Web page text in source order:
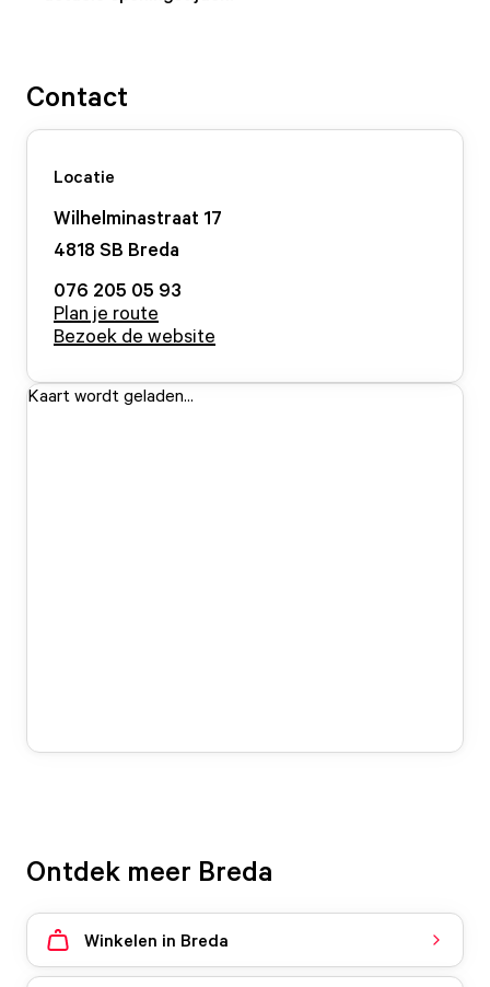
Contact
Locatie
Wilhelminastraat 17
4818 SB Breda
076 205 05 93
Plan je route
Bezoek de website
Kaart wordt geladen...
Ontdek meer Breda
Winkelen in Breda